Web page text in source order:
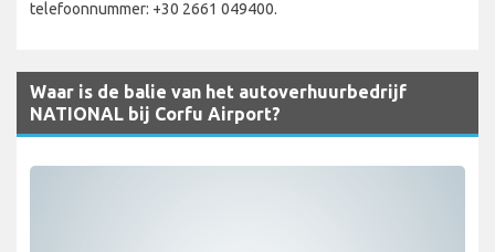
telefoonnummer: +30 2661 049400.
Waar is de balie van het autoverhuurbedrijf
NATIONAL bij Corfu Airport?